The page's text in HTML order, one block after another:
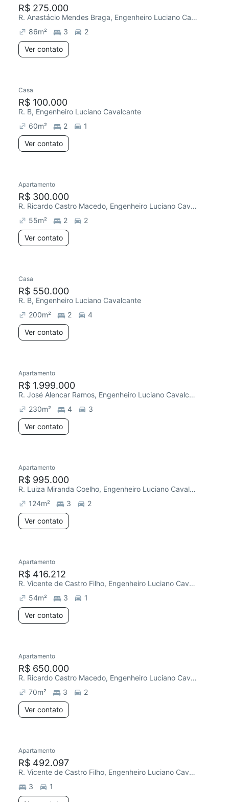
R$ 275.000
R. Anastácio Mendes Braga, Engenheiro Luciano Cavalcante
86m² 3
2
Ver contato
Casa
R$ 100.000
R. B, Engenheiro Luciano Cavalcante
60m² 2
1
Ver contato
Redecorar
Apartamento
R$ 300.000
R. Ricardo Castro Macedo, Engenheiro Luciano Cavalcante
55m² 2
2
Ver contato
Casa
R$ 550.000
R. B, Engenheiro Luciano Cavalcante
200m² 2
4
Ver contato
Redecorar
Apartamento
R$ 1.999.000
R. José Alencar Ramos, Engenheiro Luciano Cavalcante
230m² 4
3
Ver contato
Apartamento
R$ 995.000
R. Luiza Miranda Coelho, Engenheiro Luciano Cavalcante
124m² 3
2
Ver contato
Apartamento
R$ 416.212
R. Vicente de Castro Filho, Engenheiro Luciano Cavalcante
54m² 3
1
Ver contato
Apartamento
R$ 650.000
R. Ricardo Castro Macedo, Engenheiro Luciano Cavalcante
70m² 3
2
Ver contato
Apartamento
R$ 492.097
R. Vicente de Castro Filho, Engenheiro Luciano Cavalcante
3
1